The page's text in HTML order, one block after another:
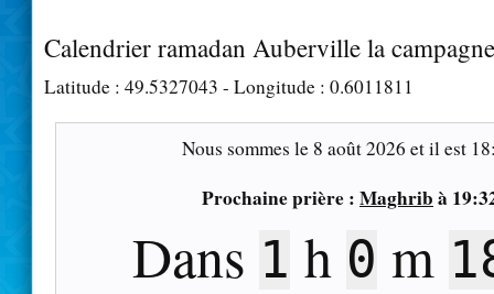
Calendrier ramadan Auberville la
Latitude : 49.5327043 - Longitude : 0.6011811
Nous sommes le 8 août 2026 et il est
Prochaine prière : Maghrib à
Dans 1 h 0 m